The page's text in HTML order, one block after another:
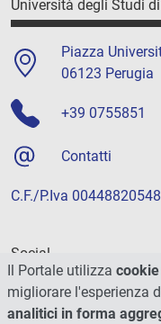
Università degli Studi
Piazza
06123 Perugia
+39 0755851
Contatti
C.F./P.Iva 00448820548
Social
Il Portale utilizza
migliorare l'esperienza
analitici in forma